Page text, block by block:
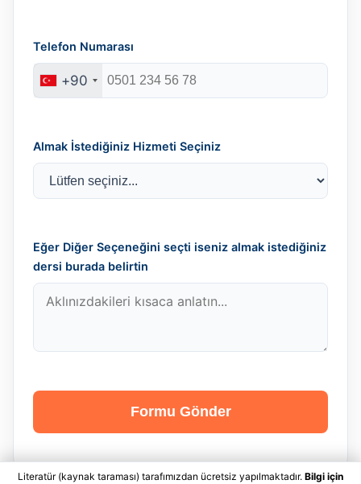
Telefon Numarası
+90
Almak İstediğiniz Hizmeti Seçiniz
Eğer Diğer Seçeneğini seçti iseniz almak istediğiniz
dersi burada belirtin
Formu Gönder
Literatür (kaynak taraması) tarafımızdan ücretsiz yapılmaktadır. Bilgi için